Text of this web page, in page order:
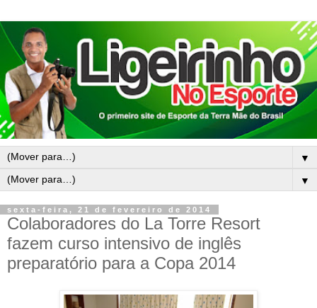
▼
▼
sexta-feira, 21 de fevereiro de 2014
Colaboradores do La Torre Resort
fazem curso intensivo de inglês
preparatório para a Copa 2014